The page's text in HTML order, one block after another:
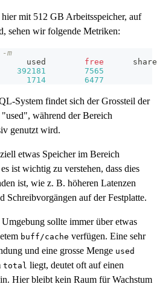
mit 512 GB Arbeitsspeicher, auf
sehen wir folgende Metriken:
m
used
free
392181
7565
1714 6477
System findet sich der Grossteil der
während der Bereich
genutzt wird.
etwas Speicher im Bereich
ist wichtig zu verstehen, dass dies
ist, wie z. B. höheren Latenzen
Schreibvorgängen auf der Festplatte.
sollte immer über etwas
buff/cache verfügen. Eine sehr
und eine grosse Menge used
total liegt, deutet oft auf einen
Hier bleibt kein Raum für Wachstum